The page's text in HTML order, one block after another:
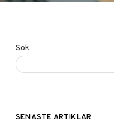
Sök
SENASTE ARTIKLAR